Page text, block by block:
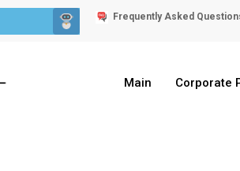
Frequently Asked Questions
Main Corporate